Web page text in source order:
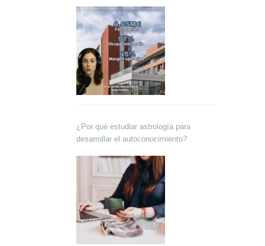
¿Por qué estudiar astrología para
desarrollar el autoconocimiento?